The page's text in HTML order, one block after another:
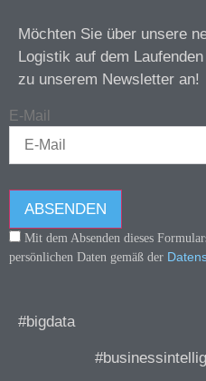
Möchten Sie über unsere
Logistik auf dem
zu unserem Newsletter an!
E-Mail
ABSENDEN
Mit dem Absenden dieses
persönlichen Daten gemäß der
#bigdata